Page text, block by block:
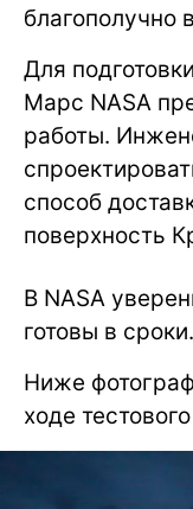
благополучно
Для
Марс NASA
работы.
способ
поверхность
В NASA
готовы в сроки.
Ниже
ходе